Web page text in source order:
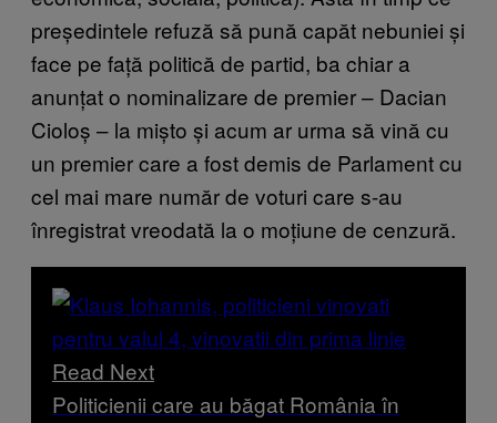
președintele refuză să pună capăt nebuniei și
face pe față politică de partid, ba chiar a
anunțat o nominalizare de premier – Dacian
Cioloș – la mișto și acum ar urma să vină cu
un premier care a fost demis de Parlament cu
cel mai mare număr de voturi care s-au
înregistrat vreodată la o moțiune de cenzură.
Read Next
Politicienii care au băgat România în